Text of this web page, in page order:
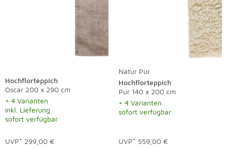
Hochflorteppich
Oscar 200 x 290 cm
+ 4 Varianten
inkl. Lieferung
sofort verfügbar
UVP* 299,00 €
Natur Pur
Hochflorteppich
Pur 140 x 200 cm
+ 4 Varianten
sofort verfügbar
UVP* 559,00 €